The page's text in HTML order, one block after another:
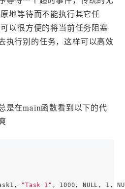
地等待而不能执行其它任
以很方便的将当前任务阻塞
执行别的任务，这样可以高效
是在main函数看到以下的代
"Task 1" , 1000, NULL, 1,